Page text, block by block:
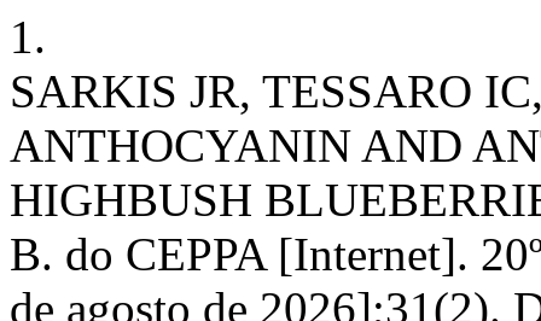
1.
SARKIS JR, TESSARO
ANTHOCYANIN AND
HIGHBUSH
B. do CEPPA [Internet].
de agosto de 2026];31(2).